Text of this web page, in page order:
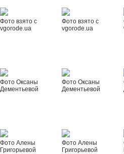
Фото взято с
vgorode.ua
Фото взято с
vgorode.ua
Фото Оксаны
Дементьевой
Фото Оксаны
Дементьевой
Фото Алены
Григорьевой
Фото Алены
Григорьевой